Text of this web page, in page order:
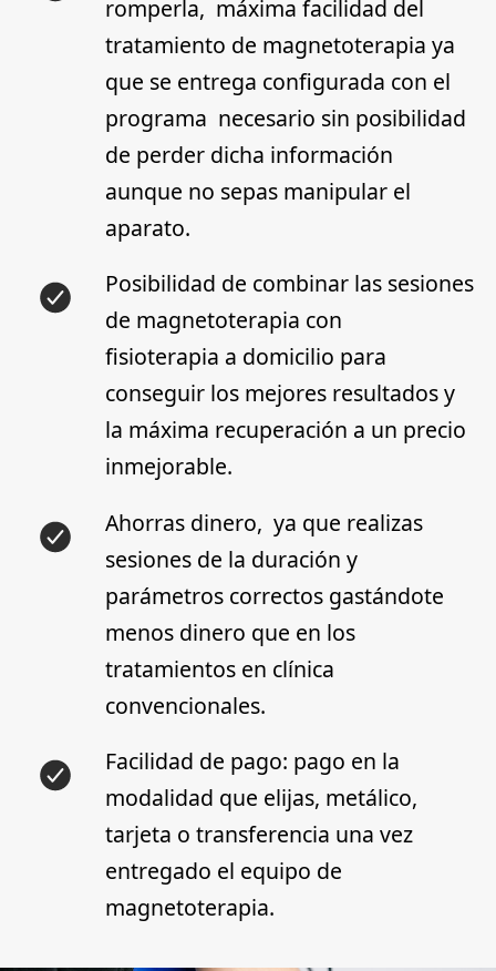
romperla, máxima facilidad del
tratamiento de magnetoterapia ya
que se entrega configurada con el
programa necesario sin posibilidad
de perder dicha información
aunque no sepas manipular el
aparato.
Posibilidad de combinar las sesiones
de magnetoterapia con
fisioterapia a domicilio para
conseguir los mejores resultados y
la máxima recuperación a un precio
inmejorable.
Ahorras dinero, ya que realizas
sesiones de la duración y
parámetros correctos gastándote
menos dinero que en los
tratamientos en clínica
convencionales.
Facilidad de pago: pago en la
modalidad que elijas, metálico,
tarjeta o transferencia una vez
entregado el equipo de
magnetoterapia.